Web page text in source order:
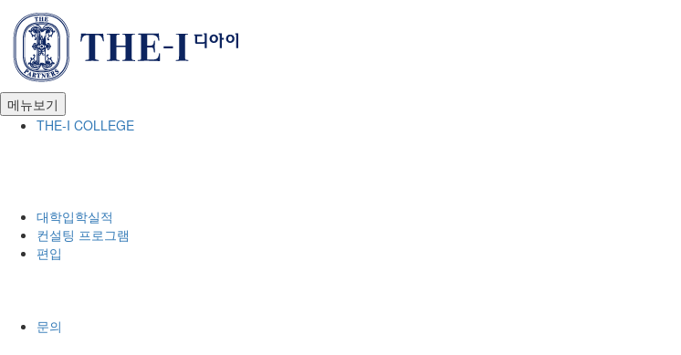
THE-I COLLEGE
대학입학실적
컨설팅 프로그램
편입
문의